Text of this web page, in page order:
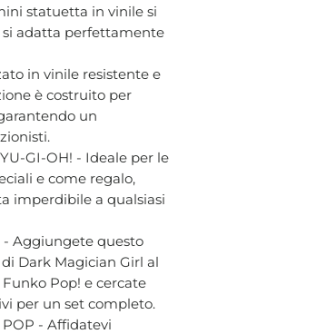
statuetta in vinile si
adatta perfettamente
in vinile resistente e
è costruito per
un
GI-OH! - Ideale per le
e come regalo,
imperdibile a qualsiasi
- Aggiungete questo
Dark Magician Girl al
Pop! e cercate
per un set completo.
POP - Affidatevi